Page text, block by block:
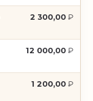
2 300,00
12 000,00
1 200,00